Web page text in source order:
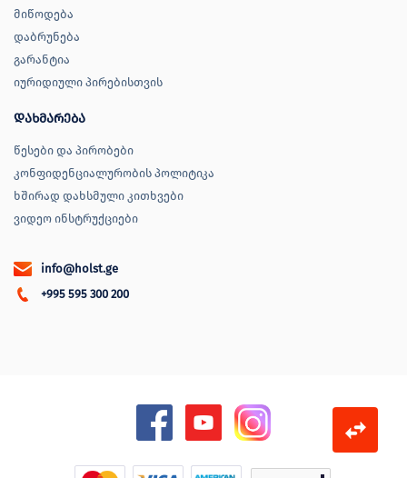
მიწოდება
დაბრუნება
გარანტია
იურიდიული პირებისთვის
დახმარება
წესები და პირობები
კონფიდენციალურობის პოლიტიკა
ხშირად დახსმული კითხვები
ვიდეო ინსტრუქციები
info@holst.ge
+995 595 300 200